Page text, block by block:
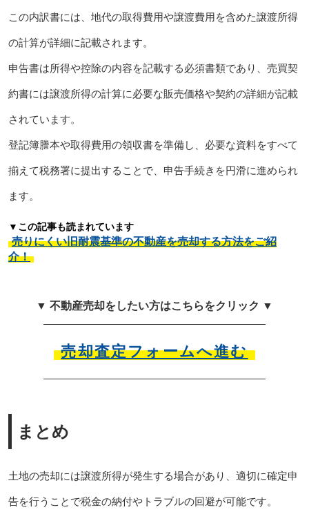
この内訳書には、地代の取得費用や譲渡費用を含めた譲渡所得
の計算が詳細に記載されます。
申告書は所得や控除の内容を記載する必須書類であり、売買契
約書には譲渡所得の計算に必要な販売価格や契約の詳細が記載
されています。
登記簿謄本や取得費用の領収書を準備し、必要な資料をすべて
揃えて税務署に提出することで、申告手続きを円滑に進められ
ます。
▼この記事も読まれています
売りにくい旧耐震基準の不動産を売却する方法をご紹
介！
▼ 不動産売却をしたい方はこちらをクリック ▼
売却査定フォームへ進む
まとめ
土地の売却には譲渡所得が発生する場合があり、適切に確定申
告を行うことで税金の納付やトラブルの回避が可能です。